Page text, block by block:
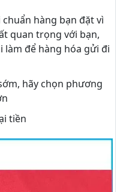
hàng bạn đặt vì
quan trọng với bạn,
làm để hàng hóa gửi đi
hãy chọn phương
tiền